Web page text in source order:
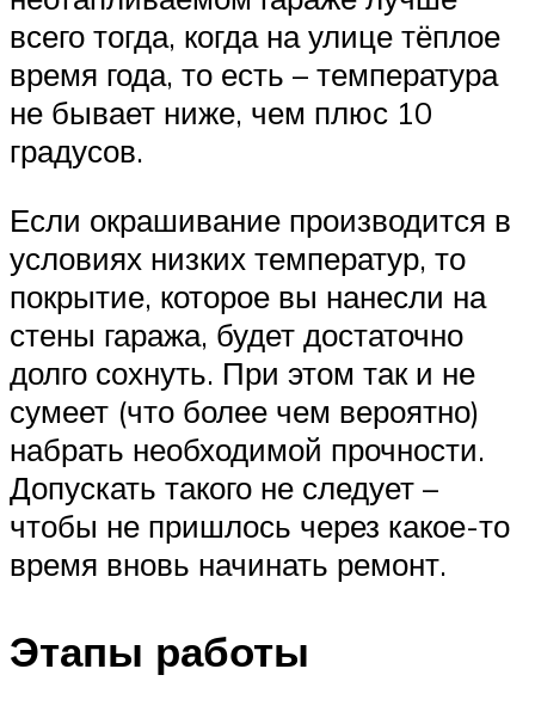
всего тогда, когда на улице тёплое
время года, то есть – температура
не бывает ниже, чем плюс 10
градусов.
Если окрашивание производится в
условиях низких температур, то
покрытие, которое вы нанесли на
стены гаража, будет достаточно
долго сохнуть. При этом так и не
сумеет (что более чем вероятно)
набрать необходимой прочности.
Допускать такого не следует –
чтобы не пришлось через какое-то
время вновь начинать ремонт.
Этапы работы